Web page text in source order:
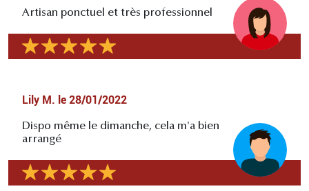
Artisan ponctuel et très professionnel
Lily M. le 28/01/2022
Dispo même le dimanche, cela m'a bien
arrangé